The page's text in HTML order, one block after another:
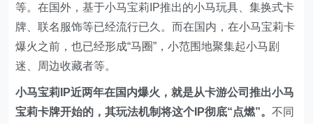
等。在国外，基于小马宝莉IP推出的小马玩具、集换式卡
牌、联名服饰等已经流行已久。而在国内，在小马宝莉卡
爆火之前，也已经形成“马圈”，小范围地聚集起小马剧
迷、周边收藏者等。
小马宝莉IP近两年在国内爆火，就是从卡游公司推出小马
宝莉卡牌开始的，其玩法机制将这个IP彻底“点燃”。不同